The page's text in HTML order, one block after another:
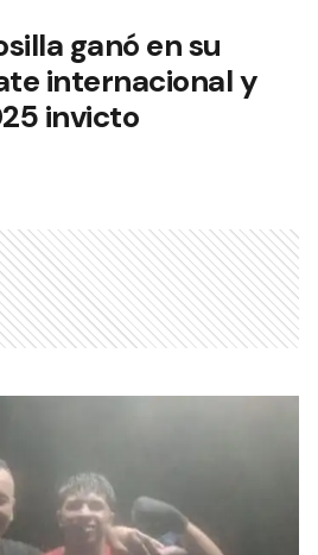
ganó en su
internacional y
invicto